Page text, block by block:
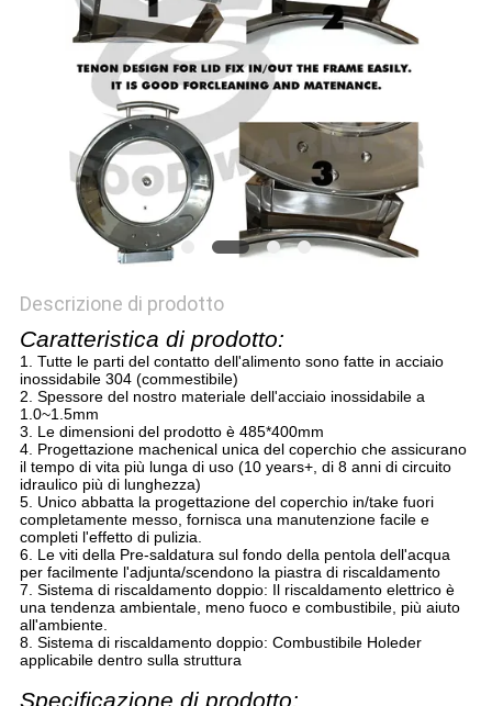
Descrizione di prodotto
Caratteristica di prodotto:
1. Tutte le parti del contatto dell'alimento sono fatte in acciaio
inossidabile 304 (commestibile)
2. Spessore del nostro materiale dell'acciaio inossidabile a
1.0~1.5mm
3. Le dimensioni del prodotto è 485*400mm
4. Progettazione machenical unica del coperchio che assicurano
il tempo di vita più lunga di uso (10 years+, di 8 anni di circuito
idraulico più di lunghezza)
5. Unico abbatta la progettazione del coperchio in/take fuori
completamente messo, fornisca una manutenzione facile e
completi l'effetto di pulizia.
6. Le viti della Pre-saldatura sul fondo della pentola dell'acqua
per facilmente l'adjunta/scendono la piastra di riscaldamento
7. Sistema di riscaldamento doppio: Il riscaldamento elettrico è
una tendenza ambientale, meno fuoco e combustibile, più aiuto
all'ambiente.
8. Sistema di riscaldamento doppio: Combustibile Holeder
applicabile dentro sulla struttura
Specificazione di prodotto: